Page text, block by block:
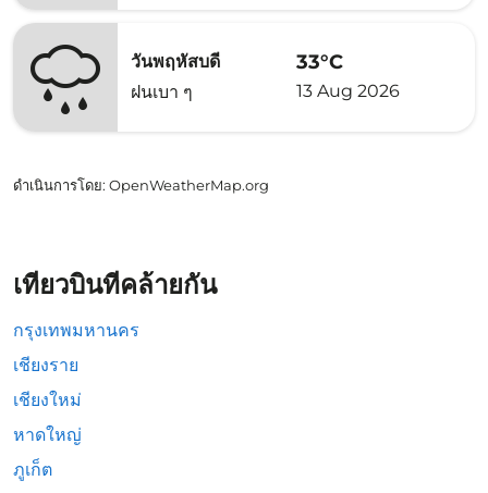
วันพฤหัสบดี
ฝนเบา ๆ
33°C
13 Aug 2026
ดำเนินการโดย: OpenWeatherMap.org
เที่ยวบินที่คล้ายกัน
กรุงเทพมหานคร
เชียงราย
เชียงใหม่
หาดใหญ่
ภูเก็ต